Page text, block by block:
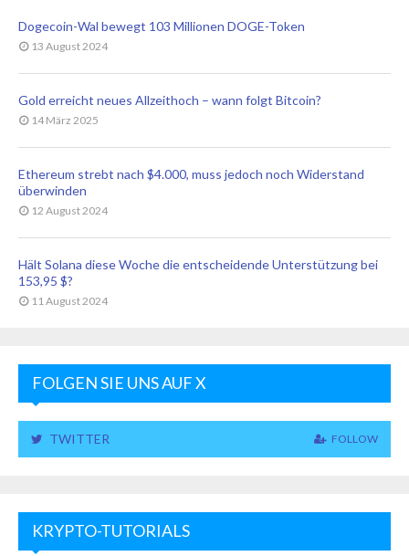
Dogecoin-Wal bewegt 103 Millionen DOGE-Token
13 August 2024
Gold erreicht neues Allzeithoch – wann folgt Bitcoin?
14 März 2025
Ethereum strebt nach $4.000, muss jedoch noch Widerstand
überwinden
12 August 2024
Hält Solana diese Woche die entscheidende Unterstützung bei
153,95 $?
11 August 2024
FOLGEN SIE UNS AUF X
TWITTER FOLLOW
KRYPTO-TUTORIALS